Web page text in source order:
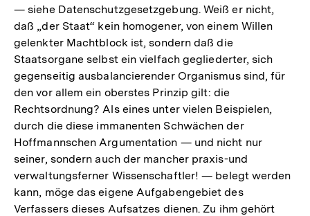
— siehe Datenschutzgesetzgebung. Weiß er nicht,
daß „der Staat“ kein homogener, von einem Willen
gelenkter Machtblock ist, sondern daß die
Staatsorgane selbst ein vielfach gegliederter, sich
gegenseitig ausbalancierender Organismus sind, für
den vor allem ein oberstes Prinzip gilt: die
Rechtsordnung? Als eines unter vielen Beispielen,
durch die diese immanenten Schwächen der
Hoffmannschen Argumentation — und nicht nur
seiner, sondern auch der mancher praxis-und
verwaltungsferner Wissenschaftler! — belegt werden
kann, möge das eigene Aufgabengebiet des
Verfassers dieses Aufsatzes dienen. Zu ihm gehört